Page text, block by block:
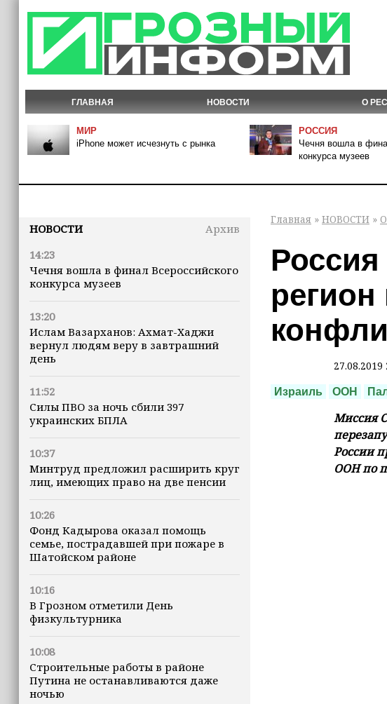
ГЛАВНАЯ НОВОСТИ О
МИР
iPhone может исчезнуть с рынка
РОССИЯ
Чечня вошла в
конкурса музеев
НОВОСТИ
Архив
14:23
Чечня вошла в финал Всероссийского
конкурса музеев
13:20
Ислам Вазарханов: Ахмат-Хаджи
вернул людям веру в завтрашний
день
11:52
Силы ПВО за ночь сбили 397
украинских БПЛА
10:37
Минтруд предложил расширить круг
лиц, имеющих право на две пенсии
10:26
Фонд Кадырова оказал помощь
семье, пострадавшей при пожаре в
Шатойском районе
10:16
В Грозном отметили День
физкультурника
10:08
Строительные работы в районе
Путина не останавливаются даже
ночью
Главная » НОВОСТИ »
регион
27.08.2019
Израиль ООН
Миссия
России
ООН по